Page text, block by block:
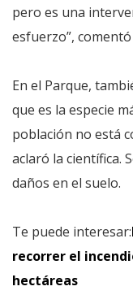
pero es una
esfuerzo”,
En el Parque,
que es la especie
población no está
aclaró la científica.
daños en el suelo.
Te puede interesar:
recorrer el
hectáreas